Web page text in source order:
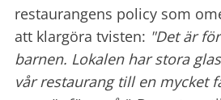
restaurangens policy som
att klargöra tvisten: "Det är
barnen. Lokalen har stora
vår restaurang till en mycket